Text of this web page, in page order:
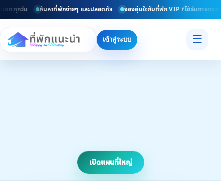
ททุกวัน ค้นหาที่พักง่ายๆ และปลอดภัย จองอุ่นใจกับที่พัก VIP ที่ได้รับการตรวจ
เข้าสู่ระบบ ☰
เปิดแผนที่ใหญ่